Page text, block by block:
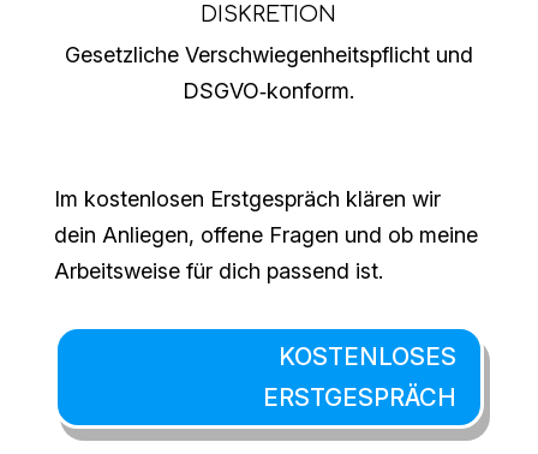
DISKRETION
Gesetzliche Verschwiegenheitspflicht und
DSGVO‑konform.
Im kostenlosen Erstgespräch klären wir
dein Anliegen, offene Fragen und ob meine
Arbeitsweise für dich passend ist.
KOSTENLOSES
ERSTGESPRÄCH